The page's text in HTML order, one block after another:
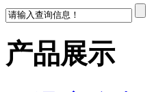
产品展示